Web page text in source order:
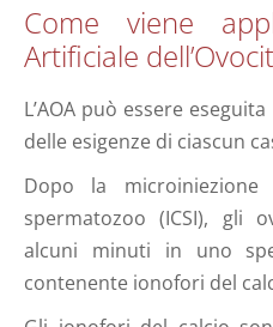
Come viene
Artificiale
L’AOA può essere
delle esigenze di ciascun
Dopo la microiniezione
spermatozoo (ICSI), gli
alcuni minuti in uno
contenente ionofori del